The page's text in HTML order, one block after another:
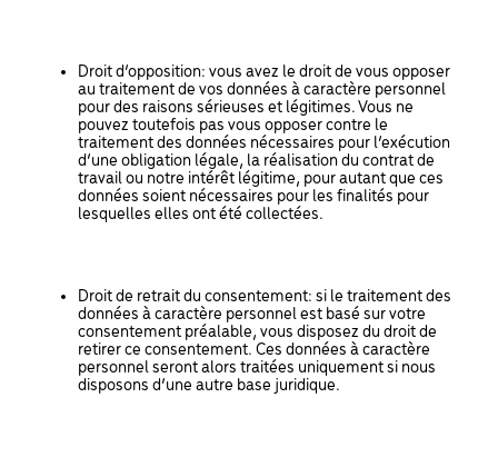
Droit d’opposition: vous avez le droit de vous opposer
au traitement de vos données à caractère personnel
pour des raisons sérieuses et légitimes. Vous ne
pouvez toutefois pas vous opposer contre le
traitement des données nécessaires pour l’exécution
d’une obligation légale, la réalisation du contrat de
travail ou notre intérêt légitime, pour autant que ces
données soient nécessaires pour les finalités pour
lesquelles elles ont été collectées.
Droit de retrait du consentement: si le traitement des
données à caractère personnel est basé sur votre
consentement préalable, vous disposez du droit de
retirer ce consentement. Ces données à caractère
personnel seront alors traitées uniquement si nous
disposons d’une autre base juridique.